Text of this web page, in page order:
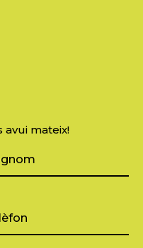
avui mateix!